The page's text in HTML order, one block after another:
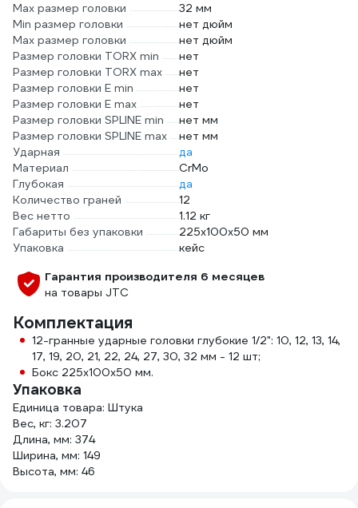
Max размер головки
32 мм
Min размер головки
нет дюйм
Max размер головки
нет дюйм
Размер головки TORX min
нет
Размер головки TORX max
нет
Размер головки E min
нет
Размер головки E max
нет
Размер головки SPLINE min
нет мм
Размер головки SPLINE max
нет мм
Ударная
да
Материал
CrMo
Глубокая
да
Количество граней
12
Вес нетто
1.12 кг
Габариты без упаковки
225х100х50 мм
Упаковка
кейс
Гарантия производителя 6 месяцев
на товары JTC
Комплектация
12-гранные ударные головки глубокие 1/2": 10, 12, 13, 14,
17, 19, 20, 21, 22, 24, 27, 30, 32 мм - 12 шт;
Бокс 225х100х50 мм.
Упаковка
Единица товара: Штука
Вес, кг: 3.207
Длина, мм: 374
Ширина, мм: 149
Высота, мм: 46